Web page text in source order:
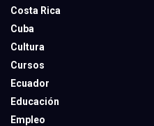
Costa Rica
Cuba
Cultura
Cursos
Ecuador
Educación
Empleo